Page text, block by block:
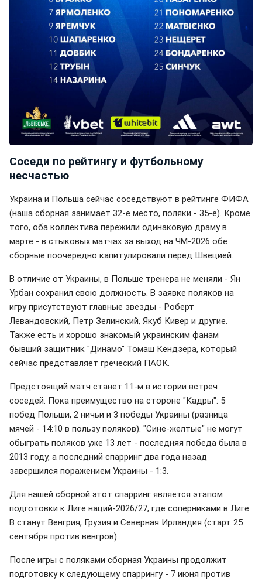
Соседи по рейтингу и футбольному
несчастью
Украина и Польша сейчас соседствуют в рейтинге ФИФА
(наша сборная занимает 32-е место, поляки - 35-е). Кроме
того, оба коллектива пережили одинаковую драму в
марте - в стыковых матчах за выход на ЧМ-2026 обе
сборные поочередно капитулировали перед Швецией.
В отличие от Украины, в Польше тренера не меняли - Ян
Урбан сохранил свою должность. В заявке поляков на
игру присутствуют главные звезды - Роберт
Левандовский, Петр Зелинский, Якуб Кивер и другие.
Также есть и хорошо знакомый украинским фанам
бывший защитник "Динамо" Томаш Кендзера, который
сейчас представляет греческий ПАОК.
Предстоящий матч станет 11-м в истории встреч
соседей. Пока преимущество на стороне "Кадры": 5
побед Польши, 2 ничьи и 3 победы Украины (разница
мячей - 14:10 в пользу поляков). "Сине-желтые" не могут
обыграть поляков уже 13 лет - последняя победа была в
2013 году, а последний спарринг два года назад
завершился поражением Украины - 1:3.
Для нашей сборной этот спарринг является этапом
подготовки к Лиге наций-2026/27, где соперниками в Лиге
В станут Венгрия, Грузия и Северная Ирландия (старт 25
сентября против венгров).
После игры с поляками сборная Украины продолжит
подготовку к следующему спаррингу - 7 июня против